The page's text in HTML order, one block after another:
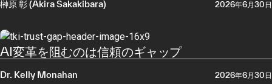
榊原 彰 (Akira Sakakibara) 2026年6月30日
AI変革を阻むのは信頼のギャップ
Dr. Kelly Monahan 2026年6月30日